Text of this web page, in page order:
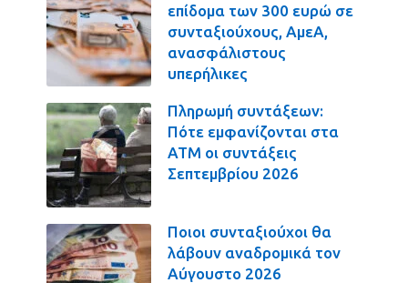
επίδομα των 300 ευρώ σε
συνταξιούχους, ΑμεΑ,
ανασφάλιστους
υπερήλικες
Πληρωμή συντάξεων:
Πότε εμφανίζονται στα
ΑΤΜ οι συντάξεις
Σεπτεμβρίου 2026
Ποιοι συνταξιούχοι θα
λάβουν αναδρομικά τον
Αύγουστο 2026